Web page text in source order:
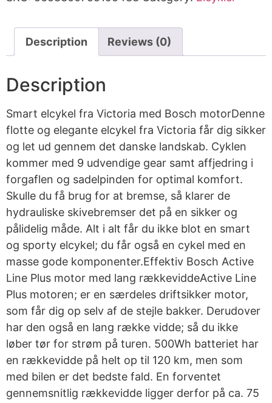
Description Reviews (0)
Description
Smart elcykel fra Victoria med Bosch motorDenne
flotte og elegante elcykel fra Victoria får dig sikker
og let ud gennem det danske landskab. Cyklen
kommer med 9 udvendige gear samt affjedring i
forgaflen og sadelpinden for optimal komfort.
Skulle du få brug for at bremse, så klarer de
hydrauliske skivebremser det på en sikker og
pålidelig måde. Alt i alt får du ikke blot en smart
og sporty elcykel; du får også en cykel med en
masse gode komponenter.Effektiv Bosch Active
Line Plus motor med lang rækkeviddeActive Line
Plus motoren; er en særdeles driftsikker motor,
som får dig op selv af de stejle bakker. Derudover
har den også en lang række vidde; så du ikke
løber tør for strøm på turen. 500Wh batteriet har
en rækkevidde på helt op til 120 km, men som
med bilen er det bedste fald. En forventet
gennemsnitlig rækkevidde ligger derfor på ca. 75